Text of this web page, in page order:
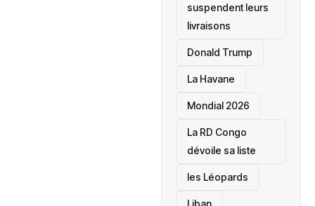
suspendent leurs
livraisons
Donald Trump
La Havane
Mondial 2026
La RD Congo
dévoile sa liste
les Léopards
‎Liban